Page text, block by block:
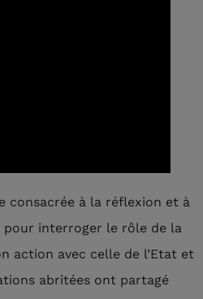
consacrée à la réflexion et à
pour interroger le rôle de la
action avec celle de l’Etat et
abritées ont partagé